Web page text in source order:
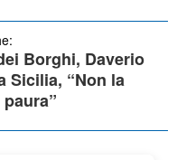
Borghi, Daverio
Sicilia, “Non la